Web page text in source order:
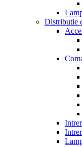
Distributie